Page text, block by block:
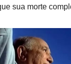
sua morte